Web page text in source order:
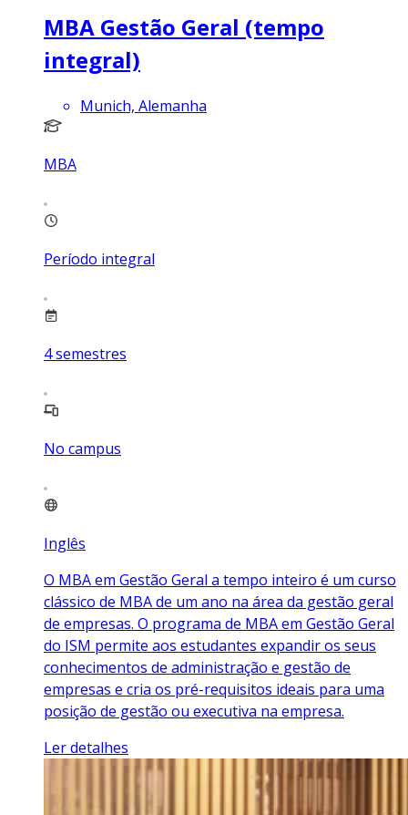
MBA Gestão Geral (tempo
integral)
Munich, Alemanha
MBA
Período integral
4semestres
No campus
Inglês
O MBA em Gestão Geral a tempo inteiro é um curso
clássico de MBA de um ano na área da gestão geral
de empresas. O programa de MBA em Gestão Geral
do ISM permite aos estudantes expandir os seus
conhecimentos de administração e gestão de
empresas e cria os pré-requisitos ideais para uma
posição de gestão ou executiva na empresa.
Ler detalhes